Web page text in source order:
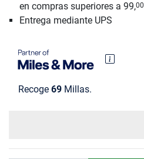
en compras superiores a 99,00
Entrega mediante UPS
Recoge 69 Millas.